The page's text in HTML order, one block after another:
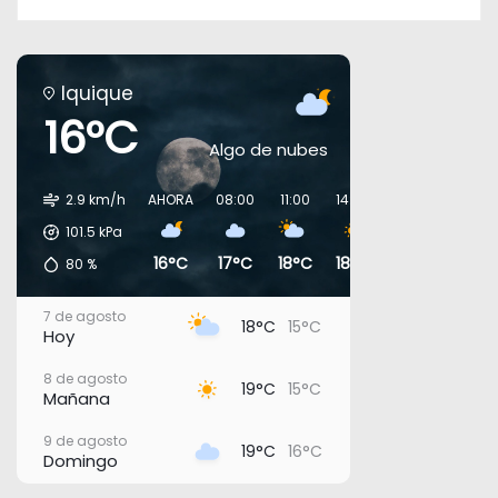
Iquique
16°C Algo de nubes
2.9 km/h
101.5 kPa
80 %
AHORA
16°C
08:00
17°C
11:00
18°C
14:00
18°C
7 de agosto
Hoy 18°C 15°C
8 de agosto
Mañana 19°C 15°C
9 de agosto
Domingo 19°C 16°C